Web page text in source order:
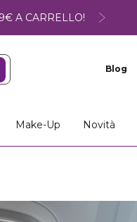
A CARRELLO!
Blog
Make-Up Novità